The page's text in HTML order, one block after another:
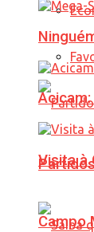
Visita à
Campo